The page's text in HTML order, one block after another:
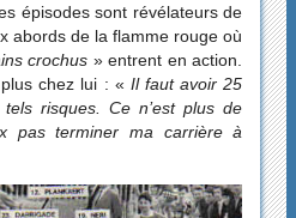
épisodes sont révélateurs de
abords de la flamme rouge où
crochus » entrent en action.
chez lui : « Il faut avoir 25
risques. Ce n’est plus de
pas terminer ma carrière à